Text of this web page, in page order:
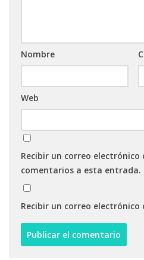
Nombre
Web
Recibir un correo electrónico
comentarios a esta entrada.
Recibir un correo